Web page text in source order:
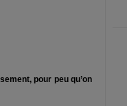
pour peu qu’on